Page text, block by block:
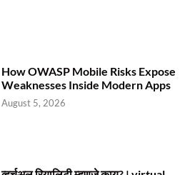
How OWASP Mobile Risks Expose
Weaknesses Inside Modern Apps
August 5, 2026